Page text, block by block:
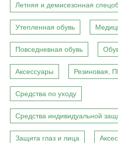
Летняя и демисезонная
Утепленная обувь
Повседневная обувь
Аксессуары Резиновая,
Средства по уходу
Средства индивидуальной
Защита глаз и лица